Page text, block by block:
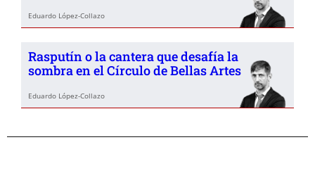
Eduardo López-Collazo
Rasputín o la cantera que desafía la
sombra en el Círculo de Bellas Artes
Eduardo López-Collazo